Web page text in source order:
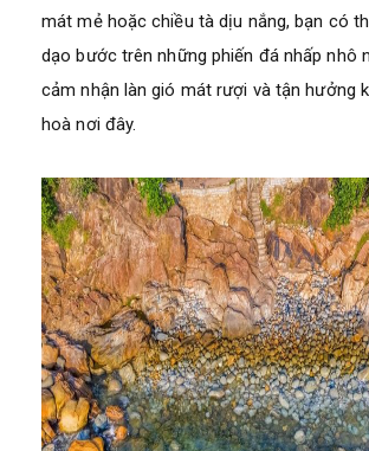
mát mẻ hoặc chiều tà dịu nắng, bạn có
dạo bước trên những phiến đá nhấp nhô
cảm nhận làn gió mát rượi và tận hưởng
hoà nơi đây.